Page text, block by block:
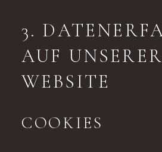
3.
AUF UNSERER
WEBSITE
COOKIES